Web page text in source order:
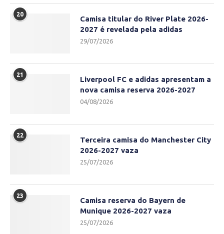
20
Camisa titular do River Plate 2026-
2027 é revelada pela adidas
29/07/2026
21
Liverpool FC e adidas apresentam a
nova camisa reserva 2026-2027
04/08/2026
22
Terceira camisa do Manchester City
2026-2027 vaza
25/07/2026
23
Camisa reserva do Bayern de
Munique 2026-2027 vaza
25/07/2026